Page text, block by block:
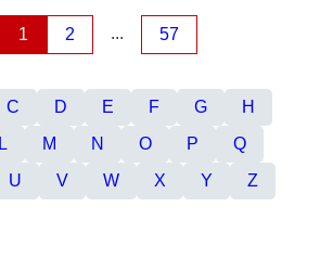
1 2 ... 57
C D E F G
H
L M N O P
Q
U V W X Y Z